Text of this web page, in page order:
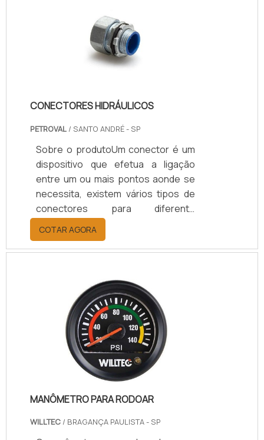
uma obra é importante garantir que
todos os detalhes sejam
executados corretamente,
garantindo a segurança e qualidade
CONECTORES HIDRÁULICOS
PETROVAL / SANTO ANDRÉ - SP
Sobre o produtoUm conector é um
dispositivo que efetua a ligação
entre um ou mais pontos aonde se
necessita, existem vários tipos de
conectores para diferente
aplicações entre eles os
conectores hidráulicos.A fim
assegurar fixe o serviço elétrico nas
água, ao óleo, à sujeira e aos outros
contaminadores. Esse conector é
amplamente utilizado para a
conexão de metálico flexível
canalizações e caixas de
junção.Características técnicas
Tipo: Hidráulico, pneumático; For.
COTAR AGORA
MANÔMETRO PARA RODOAR
WILLTEC / BRAGANÇA PAULISTA - SP